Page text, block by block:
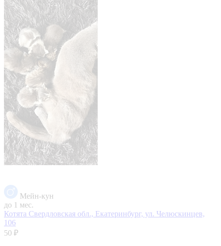
Мейн-кун
до 1 мес.
Котята Свердловская обл., Екатеринбург, ул. Челюскинцев,
106
50 ₽